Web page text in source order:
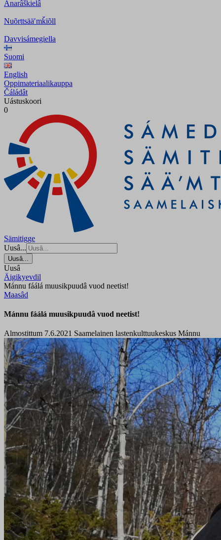
Anarâškielâ
Nuõrttsääʹmǩiõll
Davvisámegiella
Suomi
English
Oppimateriaalikauppa
Čáládât
Uástuskoori
0
Sämitigge
Uusâ...
Uusâ...
Uusâ
Äigikyevdil
Mánnu fáálá muusikpuudâ vuod neetist!
Maasâd
Mánnu fáálá muusikpuudâ vuod neetist!
Almostittum 7.6.2021 Saamelainen lastenkulttuukeskus Mánnu